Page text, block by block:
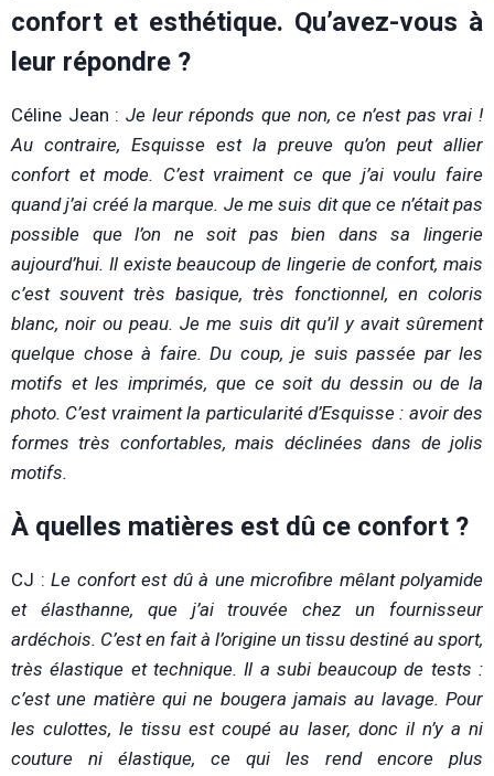
confort et esthétique. Qu’avez-vous à
leur répondre ?
Céline Jean : Je leur réponds que non, ce n’est pas vrai !
Au contraire, Esquisse est la preuve qu’on peut allier
confort et mode. C’est vraiment ce que j’ai voulu faire
quand j’ai créé la marque. Je me suis dit que ce n’était pas
possible que l’on ne soit pas bien dans sa lingerie
aujourd’hui. Il existe beaucoup de lingerie de confort, mais
c’est souvent très basique, très fonctionnel, en coloris
blanc, noir ou peau. Je me suis dit qu’il y avait sûrement
quelque chose à faire. Du coup, je suis passée par les
motifs et les imprimés, que ce soit du dessin ou de la
photo. C’est vraiment la particularité d’Esquisse : avoir des
formes très confortables, mais déclinées dans de jolis
motifs.
À quelles matières est dû ce confort ?
CJ : Le confort est dû à une microfibre mêlant polyamide
et élasthanne, que j’ai trouvée chez un fournisseur
ardéchois. C’est en fait à l’origine un tissu destiné au sport,
très élastique et technique. Il a subi beaucoup de tests :
c’est une matière qui ne bougera jamais au lavage. Pour
les culottes, le tissu est coupé au laser, donc il n’y a ni
couture ni élastique, ce qui les rend encore plus